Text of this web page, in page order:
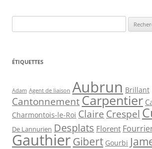
ÉTIQUETTES
Adam Agent de liaison Aubrun Brillant
CantonnementCarpentier
Charmontois-le-Roi Claire Crespel
De Lannurien Desplats Florent
GauthierGibert Gourbi